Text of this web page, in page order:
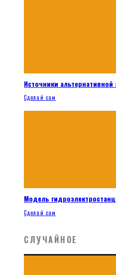
Источники
Сделай сам
Модель
Сделай сам
СЛУЧАЙНОЕ